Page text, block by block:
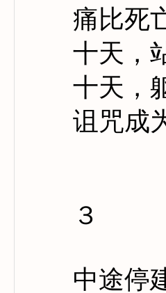
痛比死亡
十天，站
十天，躯
诅咒成为
３
中途停建